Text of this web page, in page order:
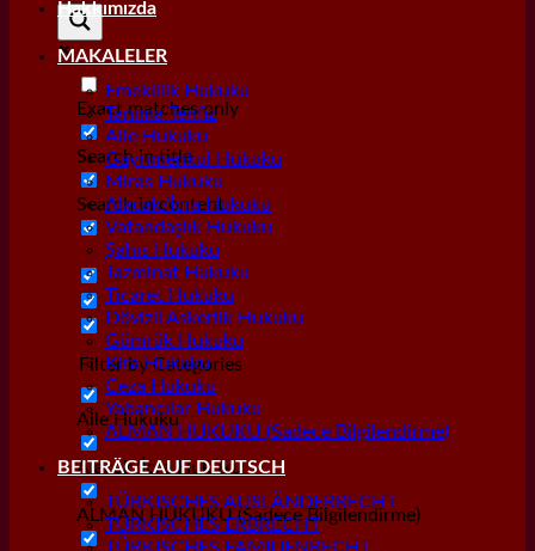
Exact matches only
Search in title
Search in content
Filter by Categories
Aile Hukuku
Alacak/İcra Hukuku
ALMAN HUKUKU (Sadece Bilgilendirme)
Hakkımızda
MAKALELER
Emeklilik Hukuku
Tanıma Tenfiz
Aile Hukuku
Gayrımenkul Hukuku
Miras Hukuku
Alacak/İcra Hukuku
Vatandaşlık Hukuku
Şahıs Hukuku
Tazminat Hukuku
Ticaret Hukuku
Dövizli Askerlik Hukuku
Gümrük Hukuku
Kira Hukuku
Ceza Hukuku
Yabancılar Hukuku
ALMAN HUKUKU (Sadece Bilgilendirme)
BEITRÄGE AUF DEUTSCH
TÜRKISCHES AUSLÄNDERRECHT
TÜRKISCHES ERBRECHT